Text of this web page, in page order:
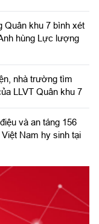
Quân khu 7 bình xét
hùng Lực lượng
nhà trường tìm
LLVT Quân khu 7
và an táng 156
Nam hy sinh tại